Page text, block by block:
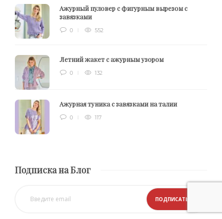
Ажурный пуловер с фигурным вырезом с
завязками
0 552
Летний жакет с ажурным узором
0 132
Ажурная туника с завязками на талии
0 117
Подписка на Блог